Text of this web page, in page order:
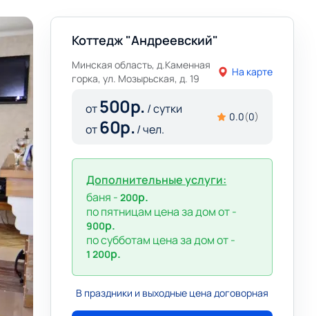
Коттедж "Андреевский"
Минская область, д.Каменная
горка, ул. Мозырьская, д. 19
На карте
от500р. / сутки
от60р./ чел.
0.0(0)
Дополнительные услуги:
баня -200р.
по пятницам цена за дом от -
900р.
по субботам цена за дом от -
1 200р.
В праздники и выходные цена договорная